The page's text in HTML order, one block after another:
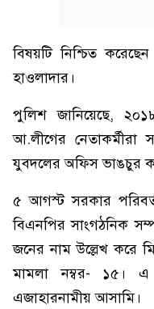
বিষয়টি নিশ্চিত
হাওলাদার।
পুলিশ জানিয়েছে,
আ.লীগের নেতাকর্মীরা
যুবদলের অফিস ভাঙচুর
৫ আগস্ট সরকার
বিএনপির সাংগঠনিক
জনের নাম উল্লেখ করে
মামলা নম্বর- ১৫। এ
এজাহারনামীয় আসামি।